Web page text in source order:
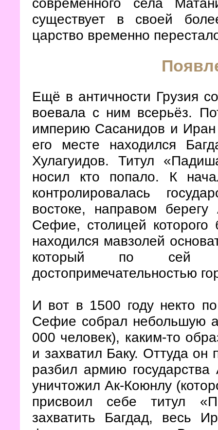
современного села
существует в своей
царство временно
Ещё в античности Грузия
воевала с ним всерьёз.
империю Сасанидов и Иран
его месте находился
Хулагуидов. Титул
носил кто попало. К
контролировалась
востоке, направом
Сефие, столицей
находился мавзолей
который по сей
достопримечательностью
И вот в 1500 году некто
Сефие собрал небольшую
000 человек), каким-то
и захватил Баку. Оттуда
разбил армию
уничтожил Ак-Коюнлу
присвоил себе титул
захватить Багдад, весь